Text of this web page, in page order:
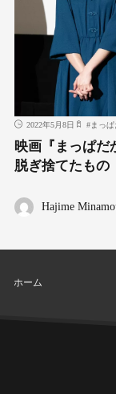
2022年5月8日 #まっぱ
映画『まっぱだ
脱ぎ捨てたもの
Hajime
ホーム